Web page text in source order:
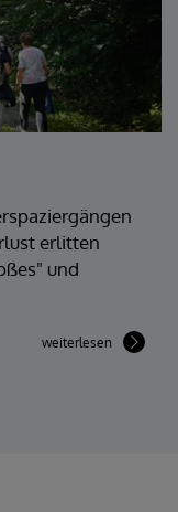
erlitten
und
weiterlesen